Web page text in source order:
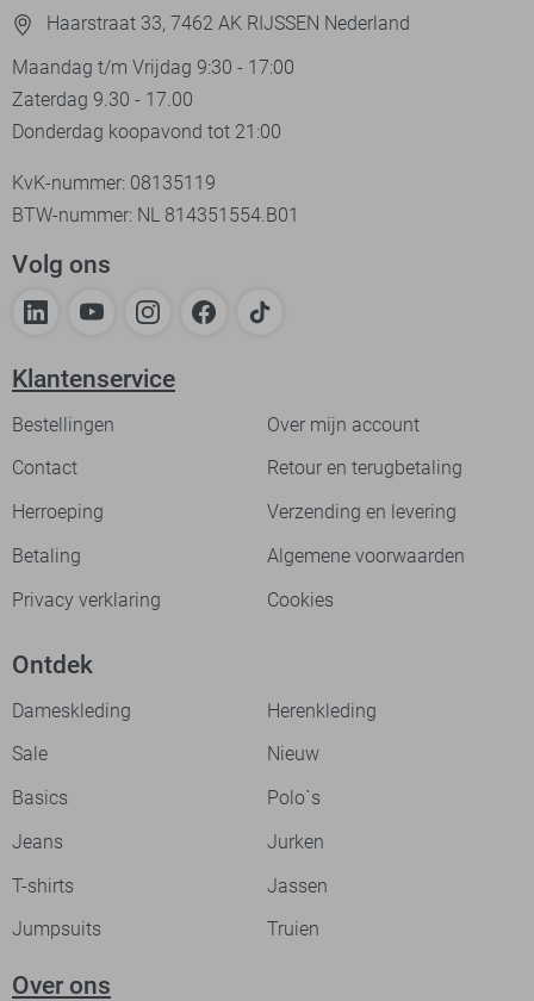
Haarstraat 33, 7462 AK RIJSSEN Nederland
Maandag t/m Vrijdag 9:30 - 17:00
Zaterdag 9.30 - 17.00
Donderdag koopavond tot 21:00
KvK-nummer: 08135119
BTW-nummer: NL 814351554.B01
Volg ons
Klantenservice
Bestellingen
Over mijn account
Contact
Retour en terugbetaling
Herroeping
Verzending en levering
Betaling
Algemene voorwaarden
Privacy verklaring
Cookies
Ontdek
Dameskleding
Herenkleding
Sale
Nieuw
Basics
Polo`s
Jeans
Jurken
T-shirts
Jassen
Jumpsuits
Truien
Over ons